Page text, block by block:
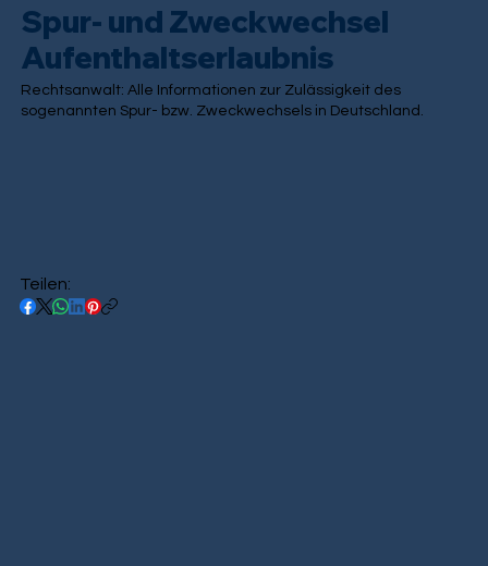
Spur- und Zweckwechsel
Aufenthaltserlaubnis
Rechtsanwalt: Alle Informationen zur Zulässigkeit des
sogenannten Spur- bzw. Zweckwechsels in Deutschland.
Teilen: